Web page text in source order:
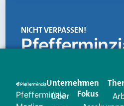
NICHT VERPASSEN!
Creator für Ihre
Ihren Vertriebsalltag leichter
Pfefferminzia
Unternehmen
Über
Im
Fokus